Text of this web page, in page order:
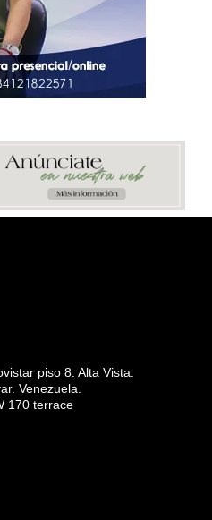
piso 8. Alta Vista.
Venezuela.
170 terrace